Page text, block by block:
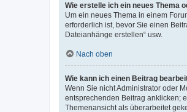
Wie erstelle ich ein neues Thema
Um ein neues Thema in einem
erforderlich ist, bevor Sie einen
Dateianhänge erstellen“ usw.
Nach oben
Wie kann ich einen Beitrag
Wenn Sie nicht Administrator oder
entsprechenden Beitrag anklicken;
Themenansicht als überarbeitet